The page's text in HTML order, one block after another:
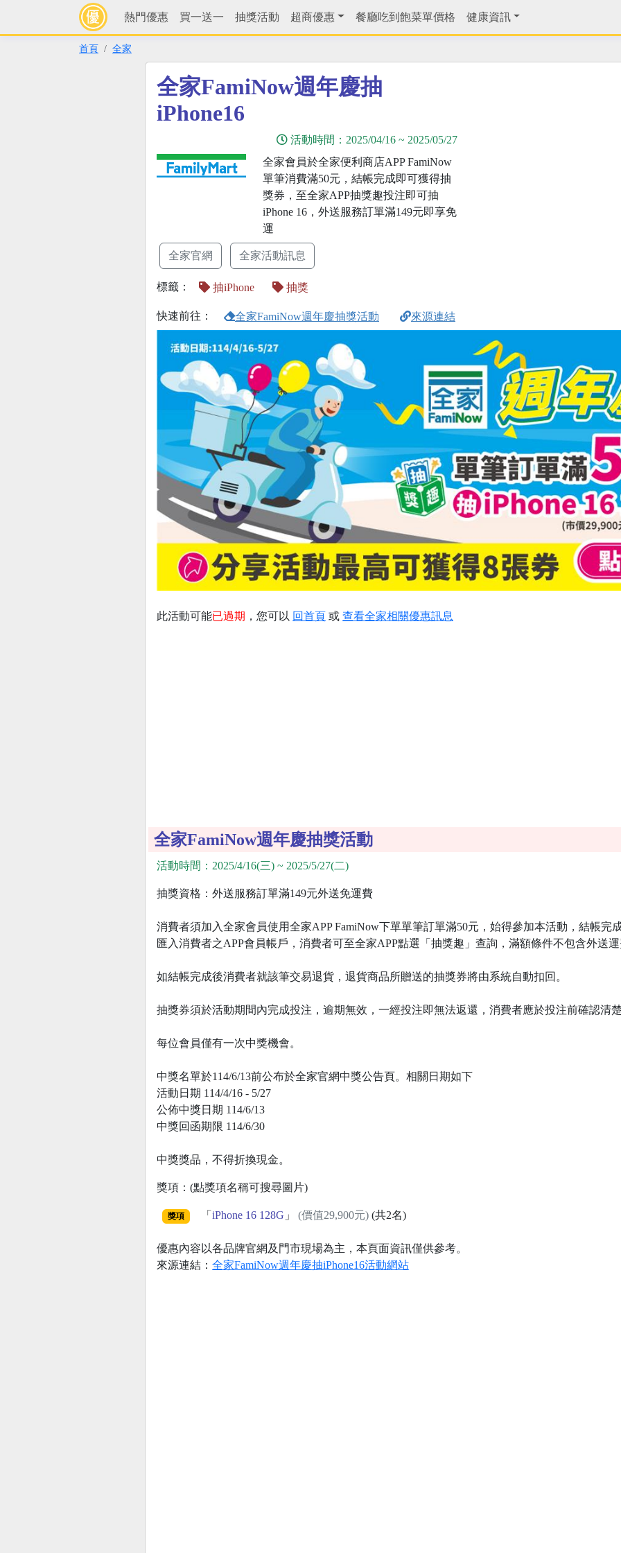
熱門優惠 買一送一 抽獎活動 超商優惠 餐廳吃到飽菜單價格 健康資訊
首頁 全家
全家FamiNow週年慶抽
iPhone16
活動時間： 2025/04/16 ~ 2025/05/27
全家會員於全家便利商店APP FamiNow
單筆消費滿50元，結帳完成即可獲得抽
獎券，至全家APP抽獎趣投注即可抽
iPhone 16，外送服務訂單滿149元即享免
運
全家官網 全家活動訊息
標籤： 抽iPhone 抽獎
快速前往： 全家FamiNow週年慶抽獎活動 來源連結
此活動可能已過期 ，您可以 回首頁 或 查看全家相關優惠訊息
全家FamiNow週年慶抽獎活動
活動時間：2025/4/16(三) ~ 2025/5/27(二)
抽獎資格：外送服務訂單滿149元外送免運費
消費者須加入全家會員使用全家APP FamiNow下單單筆訂單滿50元，始得參加本活動，結帳完
匯入消費者之APP會員帳戶，消費者可至全家APP點選「抽獎趣」查詢，滿額條件不包含外送運
如結帳完成後消費者就該筆交易退貨，退貨商品所贈送的抽獎券將由系統自動扣回。
抽獎券須於活動期間內完成投注，逾期無效，一經投注即無法返還，消費者應於投注前確認清楚
每位會員僅有一次中獎機會。
中獎名單於114/6/13前公布於全家官網中獎公告頁。相關日期如下
活動日期 114/4/16 - 5/27
公佈中獎日期 114/6/13
中獎回函期限 114/6/30
中獎獎品，不得折換現金。
獎項：(點獎項名稱可搜尋圖片)
獎項 「 iPhone 16 128G 」 (價值29,900元)(共2名)
優惠內容以各品牌官網及門市現場為主，本頁面資訊僅供參考。
來源連結： 全家FamiNow週年慶抽iPhone16活動網站